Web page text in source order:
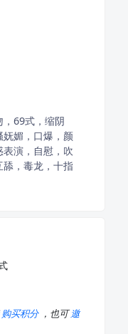
，69式，缩阴
媚，口爆，颜
演，自慰，吹
，毒龙，十指
购买积分 ，也可邀